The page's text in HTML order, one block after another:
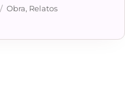
Categorías
Obra, Relatos